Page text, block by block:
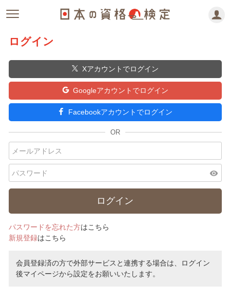
ログイン
Xアカウントでログイン
Googleアカウントでログイン
Facebookアカウントでログイン
visibility
パスワードを忘れた方はこちら
新規登録はこちら
会員登録済の方で外部サービスと連携する場合は、ログイン
後マイページから設定をお願いいたします。